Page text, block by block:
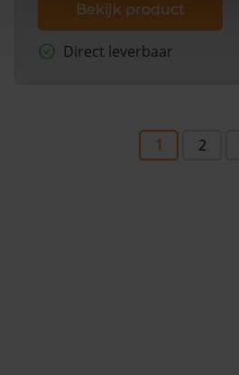
Bekijk product
Direct leverbaar
1 2